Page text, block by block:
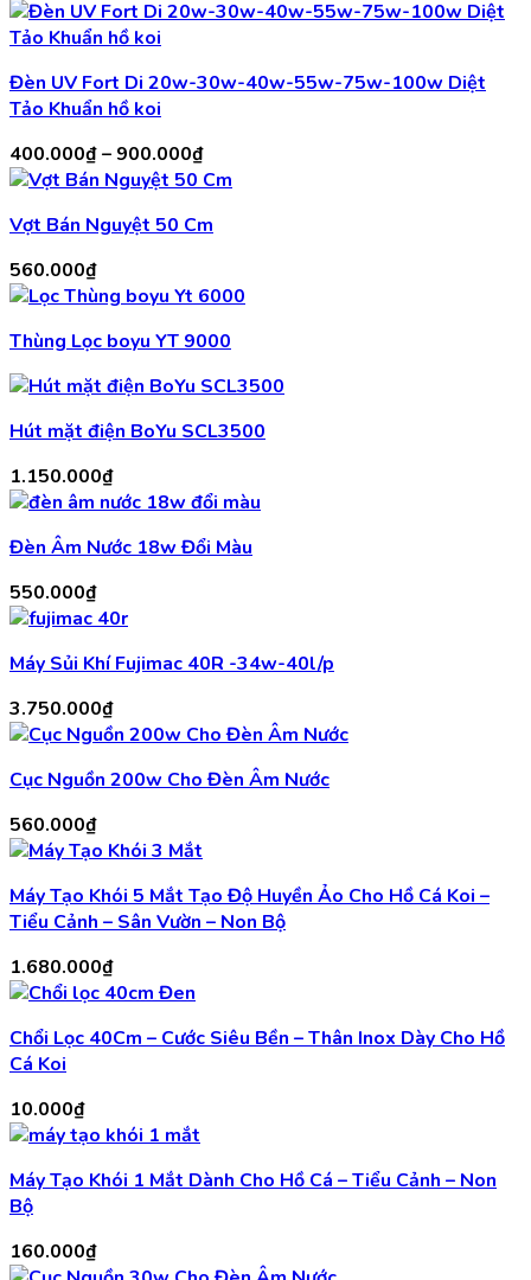
Đèn UV Fort Di 20w-30w-40w-55w-75w-100w Diệt
Tảo Khuẩn hồ koi
400.000₫– 900.000₫Khoảng
giá:
400.000₫
900.000₫
Vợt Bán Nguyệt 50 Cm
560.000₫
Thùng Lọc boyu YT 9000
Hút mặt điện BoYu SCL3500
1.150.000₫
Đèn Âm Nước 18w Đổi Màu
550.000₫
Máy Sủi Khí Fujimac 40R -34w-40l/p
3.750.000₫
Cục Nguồn 200w Cho Đèn Âm Nước
560.000₫
Máy Tạo Khói 5 Mắt Tạo Độ Huyền Ảo Cho Hồ Cá Koi –
Tiểu Cảnh – Sân Vườn – Non Bộ
1.680.000₫
Chổi Lọc 40Cm – Cước Siêu Bền – Thân Inox Dày Cho Hồ
Cá Koi
10.000₫
Máy Tạo Khói 1 Mắt Dành Cho Hồ Cá – Tiểu Cảnh – Non
Bộ
160.000₫